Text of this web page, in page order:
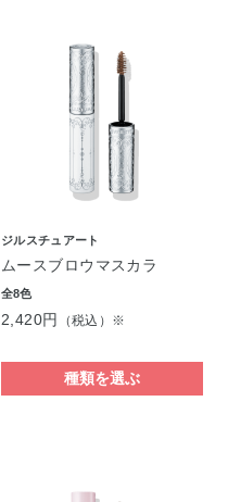
ジルスチュアート
ムースブロウマスカラ
全8色
2,420円 （税込）※
種類を選ぶ